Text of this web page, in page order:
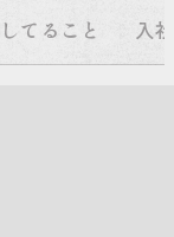
てること 入